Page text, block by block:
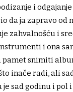
i odgajanje
da ja zapravo od
zahvalnošću i
i ona
pamet snimiti
inače radi, ali
je sad godinu i pol